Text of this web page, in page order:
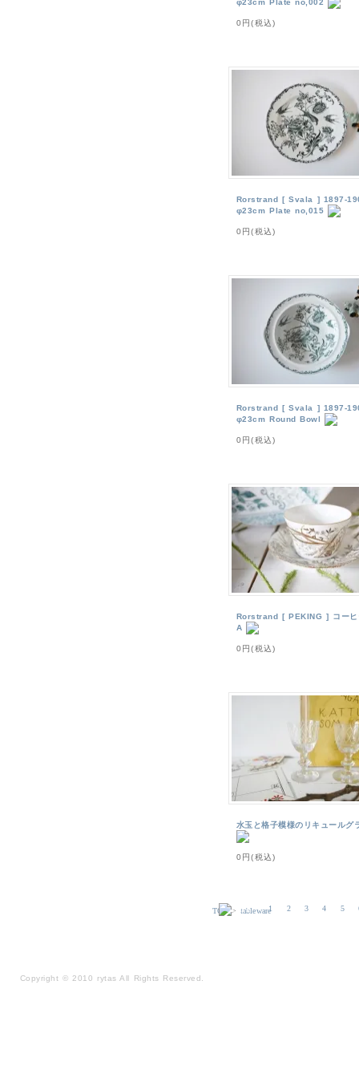
0円(税込)
Rorstrand [ Svala ] 1897-
φ23cm Plate no,015
0円(税込)
Rorstrand [ Svala ] 1897-
φ23cm Round Bowl
0円(税込)
Rorstrand [ PEKING ] コー
A
0円(税込)
水玉と格子模様のリキュールグ
0円(税込)
TOP> tableware1 2 3 4 5
Copyright© 2010 rytas All Rights Reserved.